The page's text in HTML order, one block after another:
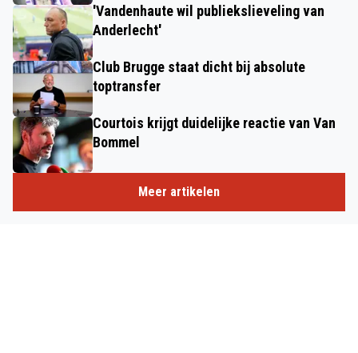
'Vandenhaute wil publiekslieveling van
Anderlecht'
Club Brugge staat dicht bij absolute
toptransfer
Courtois krijgt duidelijke reactie van Van
Bommel
Meer artikelen